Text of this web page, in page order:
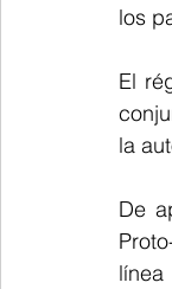
los
El
la
De
línea